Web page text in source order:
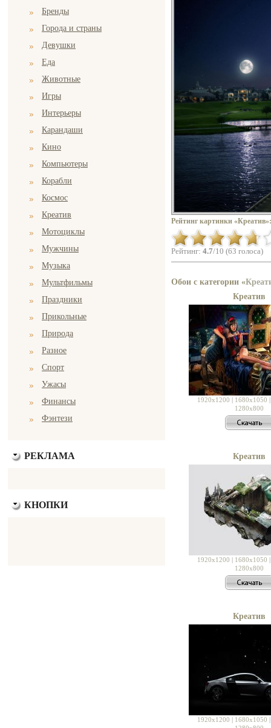
Бренды
Города и страны
Девушки
Еда
Животные
Игры
Интерьеры
Карандаши
Кино
Компьютеры
Корабли
Космос
Креатив
Мотоциклы
Мужчины
Музыка
Мультфильмы
Праздники
Прикольные
Природа
Разное
Спорт
Ужасы
Финансы
Фэнтези
РЕКЛАМА
КНОПКИ
Рейтинг картинки «Креатив»:
Рейтинг: 4.7/10 (63 голоса)
Обои с категории «
Креатив
1920x1200 | 1680x1050
1280x800
Креатив
1920x1200 | 1680x1050
1280x800
Креатив
1920x1200 | 1680x1050